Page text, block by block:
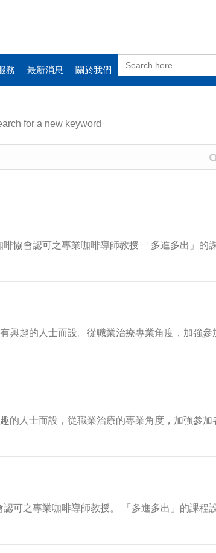
務 最新消息 關於我們
Search
for:
for a new keyword
協會認可之專業咖啡導師教授 「多進多出」的
興趣的人士而設。從職業治療專業角度，加強參
的人士而設，從職業治療的專業角度，加強參加
可之專業咖啡導師教授。 「多進多出」的課程